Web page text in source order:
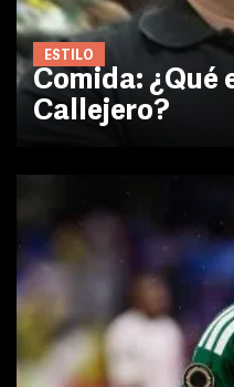
ESTILO
Comida: ¿Qué
Callejero?